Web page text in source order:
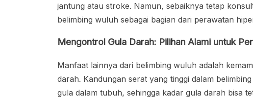
jantung atau stroke. Namun, sebaiknya tetap
belimbing wuluh sebagai bagian dari perawatan
Mengontrol Gula Darah: Pilihan Alami untuk
Manfaat lainnya dari belimbing wuluh adalah
darah. Kandungan serat yang tinggi dalam
gula dalam tubuh, sehingga kadar gula darah bisa